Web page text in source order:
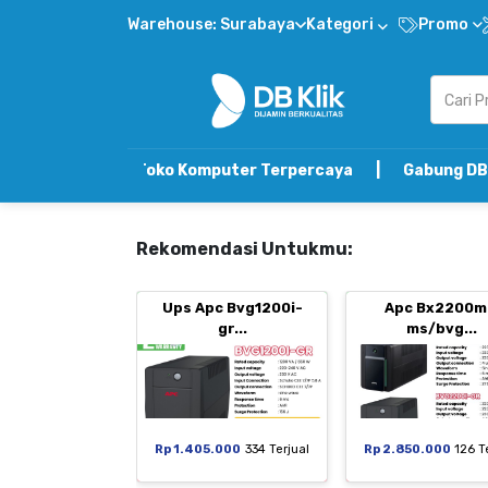
Warehouse: Surabaya Kategori Promo
Toko Komputer Terpercaya | Gabung DB Klik
Rekomendasi Untukmu:
Ups Apc Bvg1200i-
gr...
Rp 1.405.000 334 Terjual
Apc
ms/bvg...
Rp 2.850.000 126